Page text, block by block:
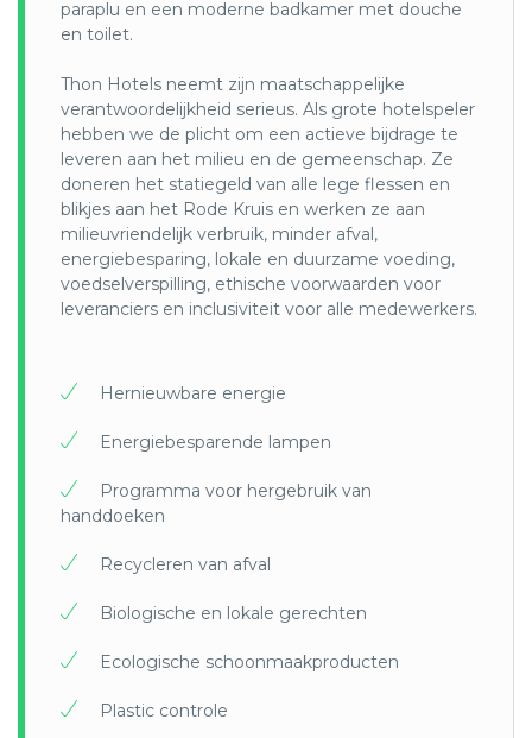
de enorme hoeveelheid plasticafval in onze
oceanen op een efficiënte en duurzame manier
paraplu en een moderne badkamer met douche
en toilet.
Thon Hotels neemt zijn maatschappelijke
verantwoordelijkheid serieus. Als grote hotelspeler
hebben we de plicht om een ​​actieve bijdrage te
leveren aan het milieu en de gemeenschap. Ze
doneren het statiegeld van alle lege flessen en
blikjes aan het Rode Kruis en werken ze aan
milieuvriendelijk verbruik, minder afval,
energiebesparing, lokale en duurzame voeding,
voedselverspilling, ethische voorwaarden voor
leveranciers en inclusiviteit voor alle medewerkers.
Hernieuwbare energie
Energiebesparende lampen
Programma voor hergebruik van
handdoeken
Recycleren van afval
Biologische en lokale gerechten
Ecologische schoonmaakproducten
Plastic controle